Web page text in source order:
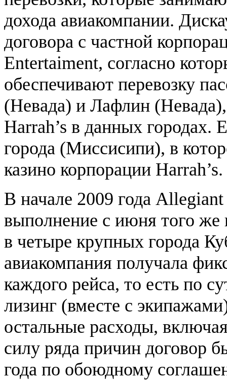
дохода авиакомпании.
договора с частной
Entertaiment, согласно
обеспечивают перевозку
(Невада) и Лафлин
Harrah’s в данных городах.
города (Миссисипи), в
казино корпорации Harrah’s.
В начале 2009 года
выполнение с июня того же
в четыре крупных города
авиакомпания получала
каждого рейса, то есть по
лизинг (вместе с
остальные расходы,
силу ряда причин договор
года по обоюдному